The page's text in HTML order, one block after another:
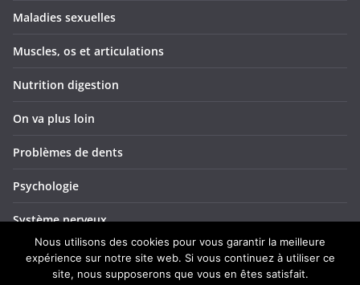
Maladies sexuelles
Muscles, os et articulations
Nutrition digestion
On va plus loin
Problèmes de dents
Psychologie
Système nerveux
Troubles ORL
Nous utilisons des cookies pour vous garantir la meilleure
expérience sur notre site web. Si vous continuez à utiliser ce
site, nous supposerons que vous en êtes satisfait.